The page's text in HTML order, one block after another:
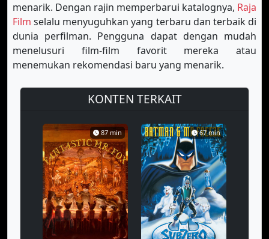
menarik. Dengan rajin memperbarui katalognya, Raja
Film selalu menyuguhkan yang terbaru dan terbaik di
dunia perfilman. Pengguna dapat dengan mudah
menelusuri film-film favorit mereka atau
menemukan rekomendasi baru yang menarik.
KONTEN TERKAIT
87 min 67 min